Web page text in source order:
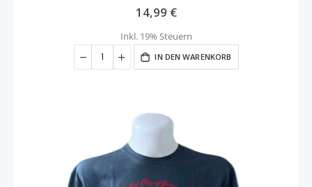
14,99 €
Inkl. 19% Steuern
IN DEN WARENKORB